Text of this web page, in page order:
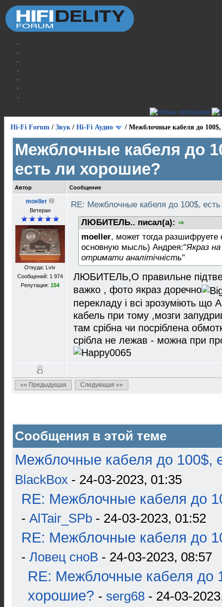
Hi-Fi Forum / Звук / Hi-Fi Аудио / Межблочные кабеля до 100$,
Межблочные кабеля до
есть ли хорошие?
Автор Сообщение
moeller
Ветеран
Откуда: Lviv
Сообщений: 1 974
Репутация: 154
RE: Межблочные кабеля до 100$,
ЛЮБИТЕЛЬ.. писал(а):
moeller, может тогда разшифруете
основную мысль) Андрея:"Якраз
отримати аналітічність"
ЛЮБИТЕЛЬ,О правильне
важко , фото якраз доречно
перекладу і всі зрозуміють що
кабель при тому ,мозги
там срібна чи посріблена
срібла не лежав - можна при
«« Предыдущая Следующая »»
Сообщения в этой теме
Межблочные кабеля до 100$,
BlackBox - 24-03-2023, 01:35
RE: Межблочные кабеля до
- AlTair_SPb - 24-03-2023, 01:52
RE: Межблочные кабеля до
- Ловец сноВ - 24-03-2023, 08:57
RE: Межблочные кабеля до
хорошие? - serg68 - 24-03-